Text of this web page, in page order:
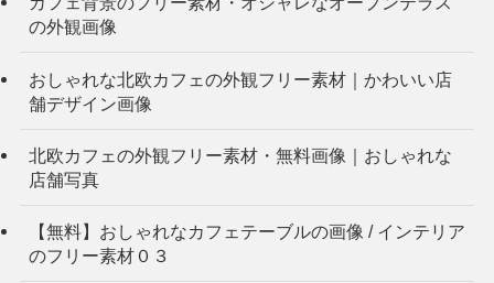
の外観画像
おしゃれな北欧カフェの外観フリー素材｜かわいい店
舗デザイン画像
北欧カフェの外観フリー素材・無料画像｜おしゃれな
店舗写真
【無料】おしゃれなカフェテーブルの画像 / インテリア
のフリー素材０３